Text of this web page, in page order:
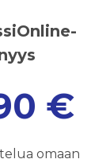
€
omaan